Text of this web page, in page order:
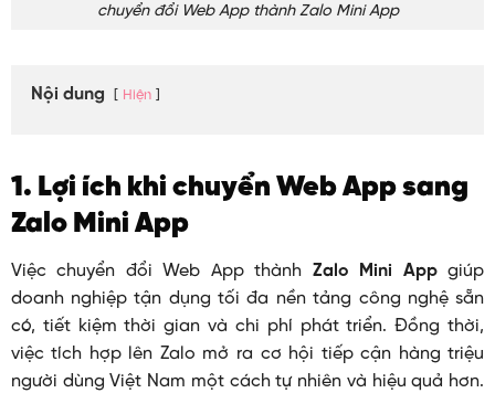
chuyển đổi Web App thành Zalo Mini App
Nội dung Hiện
1. Lợi ích khi chuyển Web App sang
Zalo Mini App
Việc chuyển đổi Web App thành Zalo Mini Appgiúp
doanh nghiệp tận dụng tối đa nền tảng công nghệ sẵn
có, tiết kiệm thời gian và chi phí phát triển. Đồng thời,
việc tích hợp lên Zalo mở ra cơ hội tiếp cận hàng triệu
người dùng Việt Nam một cách tự nhiên và hiệu quả hơn.